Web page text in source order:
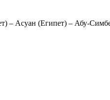
– Асуан (Египет) – Абу-